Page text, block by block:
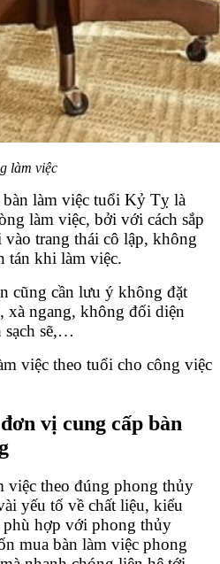
làm việc
làm việc tuổi Kỷ Tỵ là
làm việc, bởi với cách sắp
vào trang thái cô lập, không
tán khi làm việc.
cũng cần lưu ý không đặt
xà ngang, không đối diện
sạch sẽ,…
việc theo tuổi cho công việc
vị cung cấp bàn
việc theo đúng phong thủy
yếu tố về chất liệu, kiểu
phù hợp với phong thủy
mua bàn làm việc phong